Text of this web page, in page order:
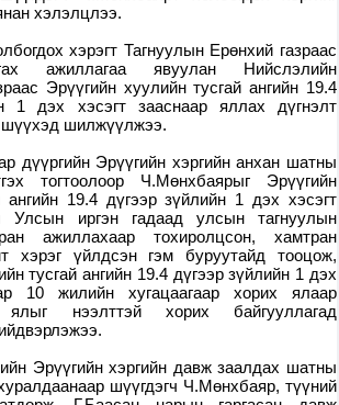
хэлэлцлээ.
хэрэгт Тагнуулын Ерөнхий газраас
ажиллагаа явуулан Нийслэлийн
Эрүүгийн хуулийн тусгай ангийн 19.4
1 дэх хэсэгт зааснаар яллах дүгнэлт
шүүхэд шилжүүлжээ.
дүүргийн Эрүүгийн хэргийн анхан шатны
тогтоолоор Ч.Мөнхбаярыг Эрүүгийн
ангийн 19.4 дүгээр зүйлийн 1 дэх хэсэгт
Улсын иргэн гадаад улсын тагнуулын
ажиллахаар тохиролцсон, хамтран
хэрэг үйлдсэн гэм буруутайд тооцож,
тусгай ангийн 19.4 дүгээр зүйлийн 1 дэх
10 жилийн хугацаагаар хорих ялаар
нээлттэй хорих байгууллагад
Эрүүгийн хэргийн давж заалдах шатны
шүүгдэгч Ч.Мөнхбаяр, түүний